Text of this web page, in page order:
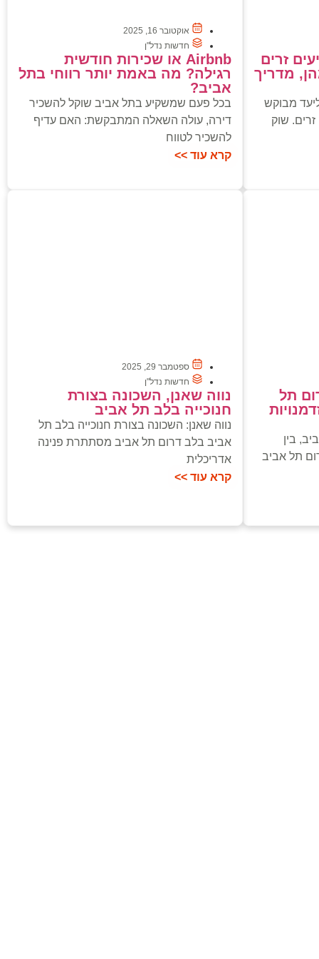
זרים
מדריך
מבוקש
שוק
אוקטובר 16, 2025
חדשות נדל"ן
Airbnb או שכירות חודשית
רגילה? מה באמת יותר רווחי בתל
אביב?
בכל פעם שמשקיע בתל אביב שוקל להשכיר
דירה, עולה השאלה המתבקשת: האם עדיף
להשכיר לטווח
קרא עוד >>
תל
בין
תל אביב
ספטמבר 29, 2025
חדשות נדל"ן
נווה שאנן, השכונה בצורת
חנוכייה בלב תל אביב
נווה שאנן: השכונה בצורת חנוכייה בלב תל
אביב בלב דרום תל אביב מסתתרת פנינה
אדריכלית
קרא עוד >>